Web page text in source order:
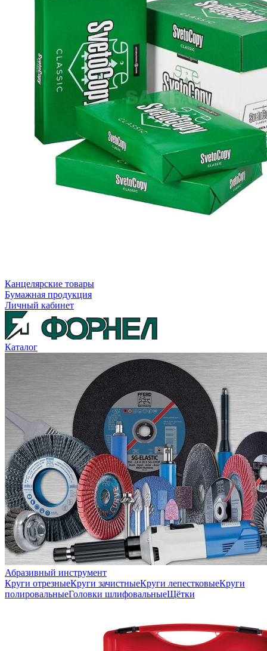
Канцелярские товары
Бумажная продукция
Личный кабинет
Каталог
Абразивный инструмент
Круги отрезныеКруги зачистныеКруги лепестковыеКруги
полировальныеГоловки шлифовальныеЩётки